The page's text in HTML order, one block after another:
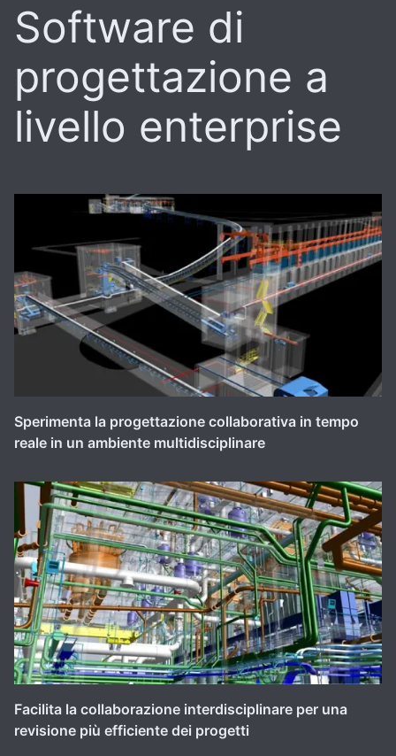
Software di
progettazione a
livello enterprise
Sperimenta la progettazione collaborativa in tempo
reale in un ambiente multidisciplinare
Facilita la collaborazione interdisciplinare per una
revisione più efficiente dei progetti